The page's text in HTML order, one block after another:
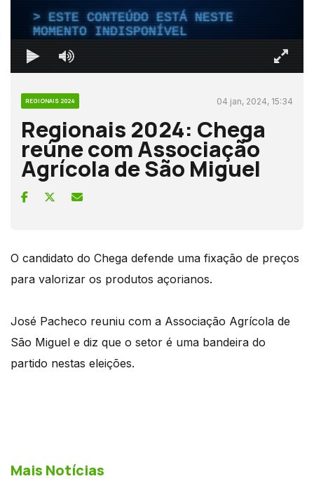
ESTE CONTEÚDO ESTÁ NESTE
MOMENTO INDISPONÍVEL
REGIONAIS 2024 04 jan, 2024, 15:34
Regionais 2024: Chega
reúne com Associação
Agrícola de São Miguel
O candidato do Chega defende uma fixação de preços
para valorizar os produtos açorianos.
José Pacheco reuniu com a Associação Agrícola de
São Miguel e diz que o setor é uma bandeira do
partido nestas eleições.
Mais Notícias